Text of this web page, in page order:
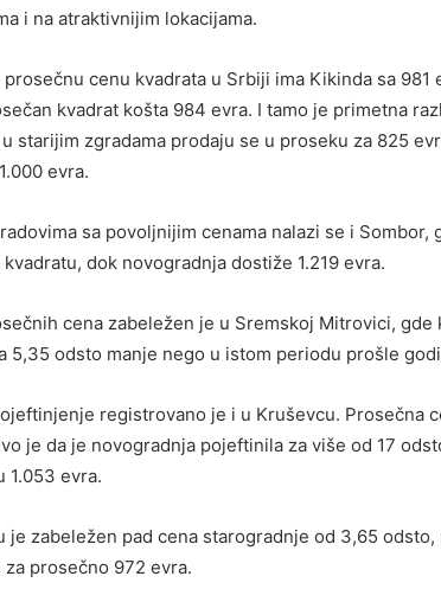
i na atraktivnijim lokacijama.
prosečnu cenu kvadrata u Srbiji ima Kikinda sa
kvadrat košta 984 evra. I tamo je primetna
starijim zgradama prodaju se u proseku za 825
evra.
sa povoljnijim cenama nalazi se i
dok novogradnja dostiže 1.219 evra.
cena zabeležen je u Sremskoj Mitrovici, gde
5,35 odsto manje nego u istom periodu prošle
registrovano je i u Kruševcu. Prosečna
je da je novogradnja pojeftinila za više od 17
1.053 evra.
je zabeležen pad cena starogradnje od 3,65
za prosečno 972 evra.